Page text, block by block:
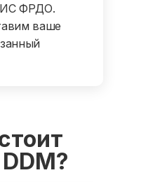
ФРДО.
ваше